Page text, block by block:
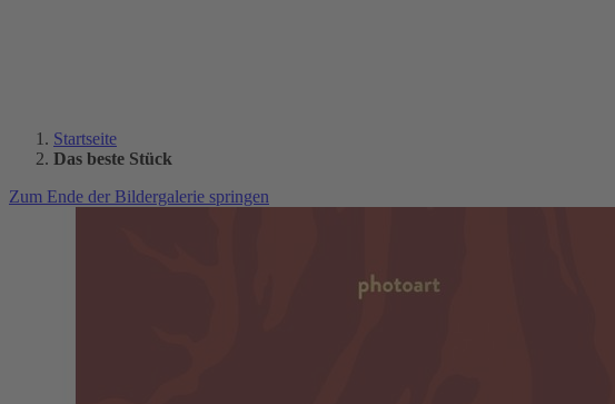
Startseite
Das beste Stück
Zum Ende der Bildergalerie springen